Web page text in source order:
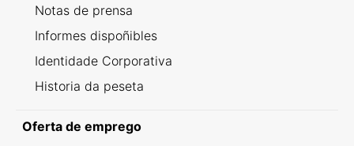
Notas de prensa
Informes dispoñibles
Identidade Corporativa
Historia da peseta
Oferta de emprego